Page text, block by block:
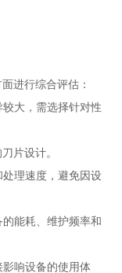
进行综合评估：
大，需选择针对性
片设计。
理速度，避免因设
能耗、维护频率和
响设备的使用体